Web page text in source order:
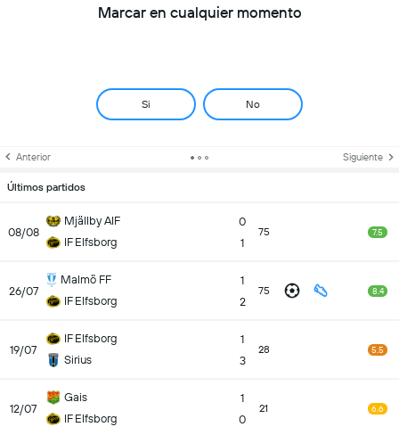
Marcar en cualquier momento
Si No
Anterior Siguiente
Últimos partidos
08/08
Mjällby AIF
IF Elfsborg
0
1
75 7.5
26/07
Malmö FF
IF Elfsborg
1
2
75 8.4
19/07
IF Elfsborg
Sirius
1
3
28 5.5
12/07
Gais
IF Elfsborg
1
0
21 6.6